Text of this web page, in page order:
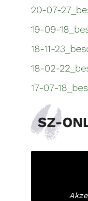
20-07-
19-09-
18-11-
18-02-
17-07-
SZ-